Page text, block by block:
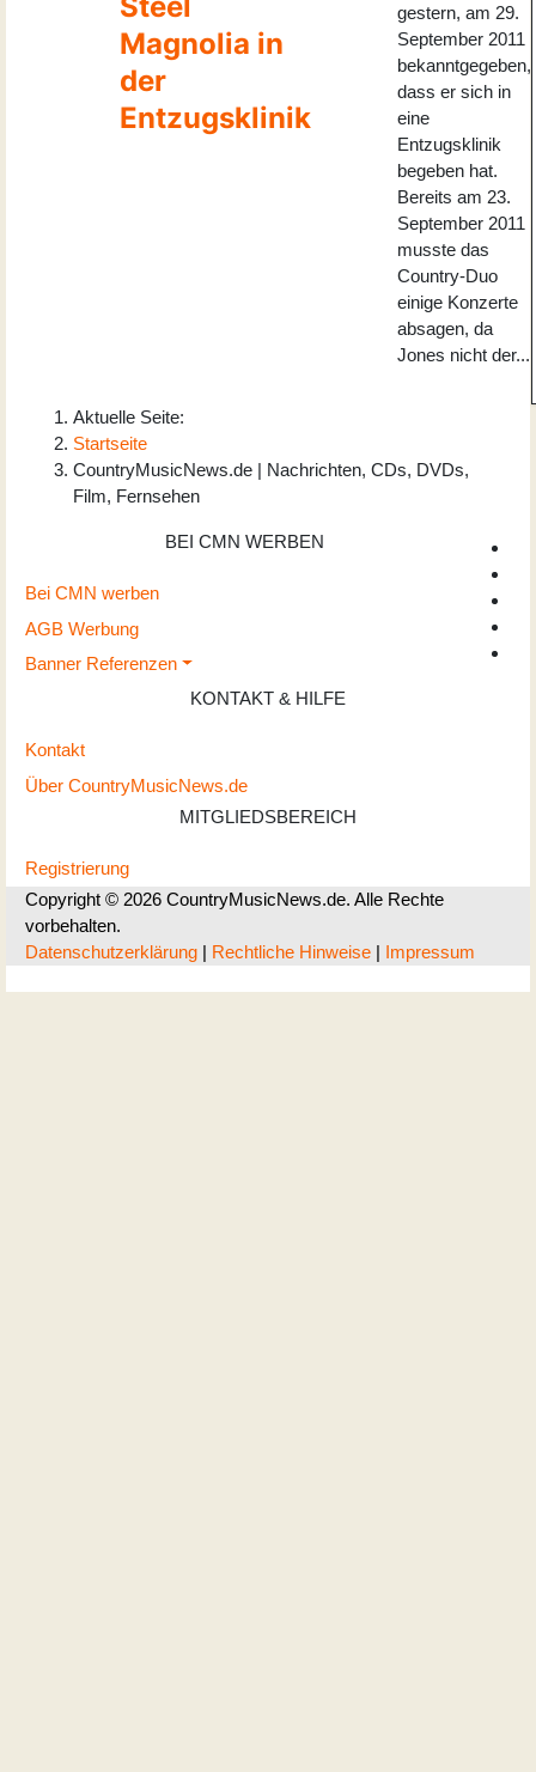
Steel
Magnolia in
der
Entzugsklinik
gestern, am 29.
September 2011
bekanntgegeben,
dass er sich in
eine
Entzugsklinik
begeben hat.
Bereits am 23.
September 2011
musste das
Country-Duo
einige Konzerte
absagen, da
Jones nicht der...
Aktuelle Seite:
Startseite
CountryMusicNews.de | Nachrichten, CDs, DVDs,
Film, Fernsehen
BEI CMN WERBEN
Bei CMN werben
AGB Werbung
Banner Referenzen
KONTAKT & HILFE
Kontakt
Über CountryMusicNews.de
MITGLIEDSBEREICH
Registrierung
Copyright © 2026 CountryMusicNews.de. Alle Rechte
vorbehalten.
Datenschutzerklärung | Rechtliche Hinweise | Impressum